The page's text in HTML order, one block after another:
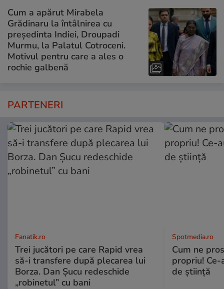
Cum a apărut Mirabela
Grădinaru la întâlnirea cu
președinta Indiei, Droupadi
Murmu, la Palatul Cotroceni.
Motivul pentru care a ales o
rochie galbenă
PARTENERI
Fanatik.ro
Trei jucători pe care Rapid vrea
să-i transfere după plecarea lui
Borza. Dan Șucu redeschide
„robinetul” cu bani
Spotmedia.ro
Cum ne
propriu!
de știință